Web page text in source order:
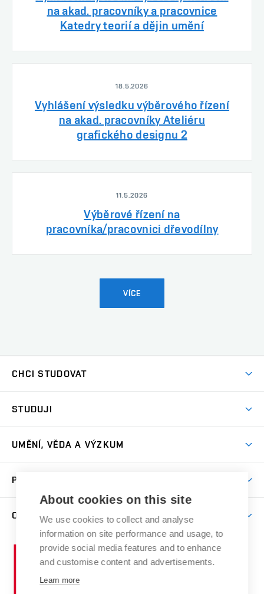
na akad. pracovníky a pracovnice
Katedry teorií a dějin umění
18.5.2026
Vyhlášení výsledku výběrového řízení
na akad. pracovníky Ateliéru
grafického designu 2
11.5.2026
Výběrové řízení na
pracovníka/pracovnici dřevodílny
VÍCE
CHCI STUDOVAT
Přijímačky
Dny otevřených dveří
Přípravné kurzy
Studium bez bariér
Katedra teorií a dějin umění
Kabinety a dílny
Kontakt
E-přihláška
STUDUJI
Časový plán studia
Studijní předpisy a formuláře
Studium a stáže v zahraničí
Rezidenční pobyty
Odborná praxe
Stipendia
UMĚNÍ, VĚDA A VÝZKUM
Publikační činnost
Projekty
Výstavy
PRO VEŘEJNOST
Letní školy a semestrální kurzy
Nakladatelská a vydavatelská činnost
Research Catalogue
O FAKULTĚ
Aktuality
Informační tabule
Organizační struktura
Vysoké
učení
About cookies on this site
We use cookies to collect and analyse
information on site performance and usage, to
provide social media features and to enhance
and customise content and advertisements.
Learn more